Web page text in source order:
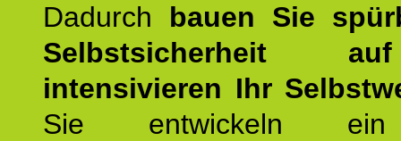
Dadurch bauen Sie
Selbstsicherheit
intensivieren Ihr
Sie entwickeln ein